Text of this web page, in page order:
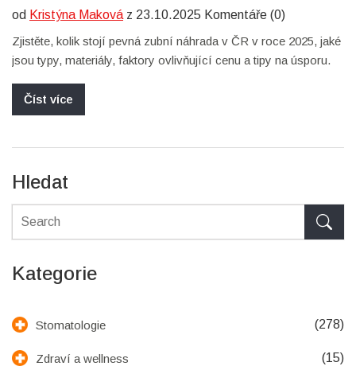
od Kristýna Maková z 23.10.2025 Komentáře (0)
Zjistěte, kolik stojí pevná zubní náhrada v ČR v roce 2025, jaké
jsou typy, materiály, faktory ovlivňující cenu a tipy na úsporu.
Číst více
Hledat
Kategorie
Stomatologie (278)
Zdraví a wellness (15)